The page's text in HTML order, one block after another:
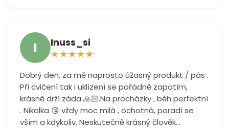
I
Inuss_si
★★★★★
Dobrý den, za mě naprosto úžasný produkt / pás .
Při cvičení tak i uklízení se pořádně zapotím,
krásně drží záda 🙏🏻.Na procházky , běh perfektní
. Nikolka 😘 vždy moc milá , ochotná, poradí se
vším a kdykoliv. Neskutečně krásný člověk...